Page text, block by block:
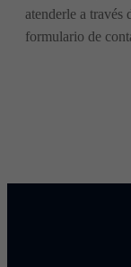
atenderle a través
formulario de